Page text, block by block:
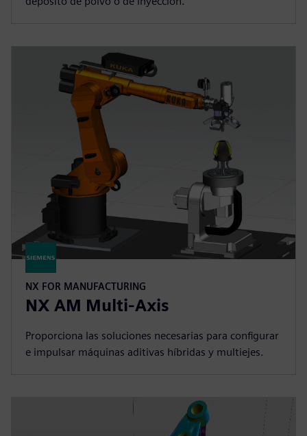
NX FOR MANUFACTURING
NX AM Multi-Axis
Proporciona las soluciones necesarias para configurar
e impulsar máquinas aditivas híbridas y multiejes.